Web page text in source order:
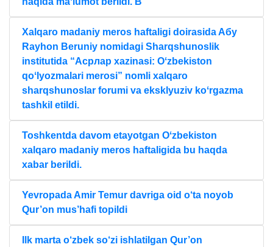
Xalqaro madaniy meros haftaligi doirasida Aбу
Rayhon Beruniy nomidagi Sharqshunoslik
institutida “Aсрлар xazinasi: Oʻzbekiston
qoʻlyozmalari merosi” nomli xalqaro
sharqshunoslar forumi va eksklyuziv koʻrgazma
tashkil etildi.
Toshkentda davom etayotgan Oʻzbekiston
xalqaro madaniy meros haftaligida bu haqda
xabar berildi.
Yevropada Amir Temur davriga oid o‘ta noyob
Qur’on mus’hafi topildi
Ilk marta o‘zbek so‘zi ishlatilgan Qur’on